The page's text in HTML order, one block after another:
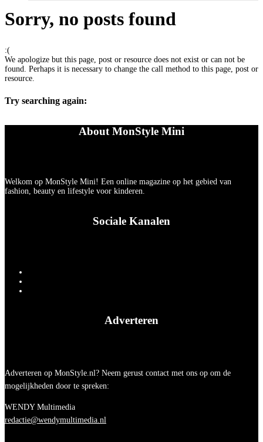
Sorry, no posts found
:(
We apologize but this page, post or resource does not exist or can not be
found. Perhaps it is necessary to change the call method to this page, post or
resource.
Try searching again:
About MonStyle Mini
Welkom op MonStyle Mini! Een online magazine op het gebied van
fashion, beauty en lifestyle voor kinderen.
Sociale Kanalen
Adverteren
Adverteren op MonStyle.nl? Neem gerust contact met ons op om de
mogelijkheden door te spreken:
WENDY Multimedia
redactie@wendymultimedia.nl